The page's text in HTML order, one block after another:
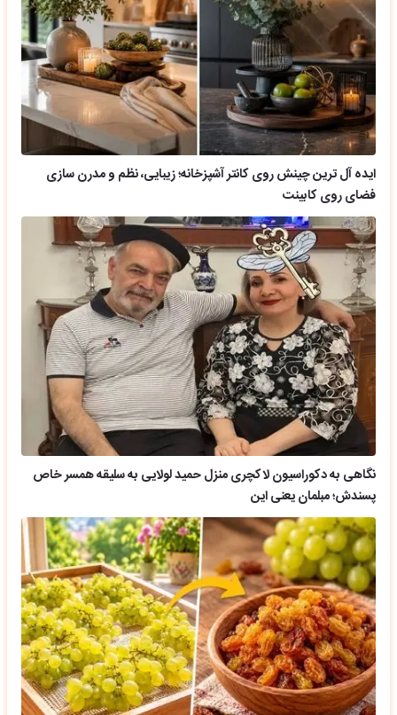
ایده آل ترین چینش روی کانتر آشپزخانه؛ زیبایی، نظم و مدرن سازی
فضای روی کابینت
نگاهی به دکوراسیون لاکچری منزل حمید لولایی به سلیقه همسر خاص
پسندش؛ مبلمان یعنی این